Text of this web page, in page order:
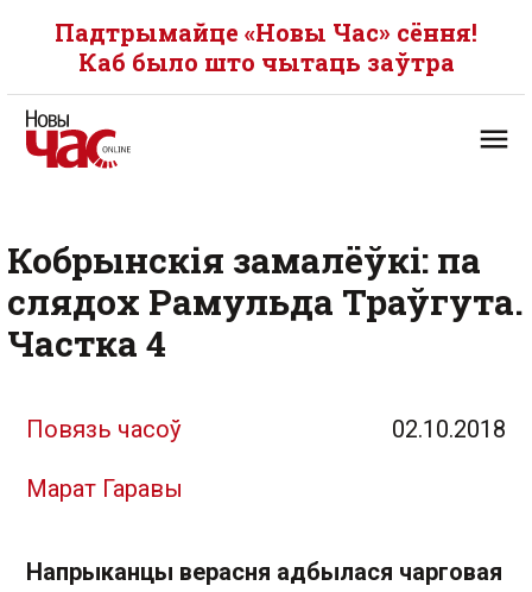
Падтрымайце «Новы Час» сёння!
Каб было што чытаць заўтра
Кобрынскія замалёўкі: па
слядох Рамульда Траўгута.
Частка 4
Повязь часоў 02.10.2018
Марат Гаравы
Напрыканцы верасня адбылася чарговая